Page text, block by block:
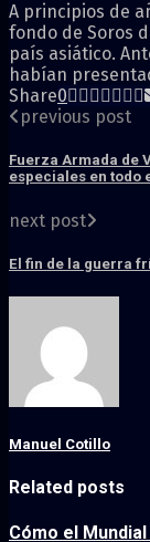
A principios de
fondo de Soros
país asiático.
habían
Share0
previous post
Fuerza Armada de
especiales en todo
next post
El fin de la guerra
Manuel Cotillo
Related posts
Cómo el